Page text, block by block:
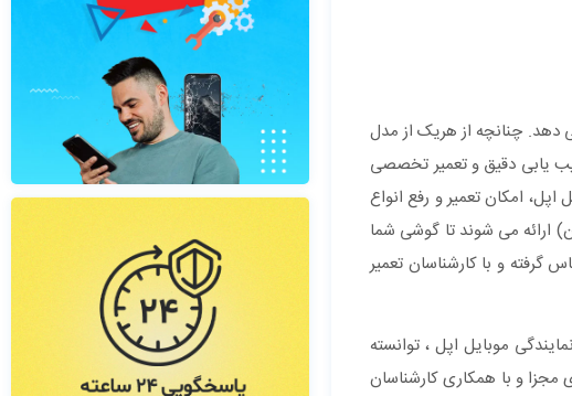
دهد. چنانچه از هریک از مدل
یابی دقیق و تعمیر تخصصی
امکان تعمیر و رفع انواع
می شوند تا گوشی شما
بسیار بالا تعمیر شود. برای کسب اطلاعات بیشتر در این خصوص می توانید به صورت 24 ساعته با شماره 1662 تماس گرفته و با کارشناسان تعمیر
موبایل اپل ، توانسته
و با همکاری کارشناسان